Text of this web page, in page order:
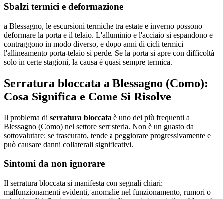
Sbalzi termici e deformazione
a Blessagno, le escursioni termiche tra estate e inverno possono
deformare la porta e il telaio. L'alluminio e l'acciaio si espandono e
contraggono in modo diverso, e dopo anni di cicli termici
l'allineamento porta-telaio si perde. Se la porta si apre con difficoltà
solo in certe stagioni, la causa è quasi sempre termica.
Serratura bloccata a Blessagno (Como):
Cosa Significa e Come Si Risolve
Il problema di serratura bloccata è uno dei più frequenti a
Blessagno (Como) nel settore serristeria. Non è un guasto da
sottovalutare: se trascurato, tende a peggiorare progressivamente e
può causare danni collaterali significativi.
Sintomi da non ignorare
Il serratura bloccata si manifesta con segnali chiari:
malfunzionamenti evidenti, anomalie nel funzionamento, rumori o